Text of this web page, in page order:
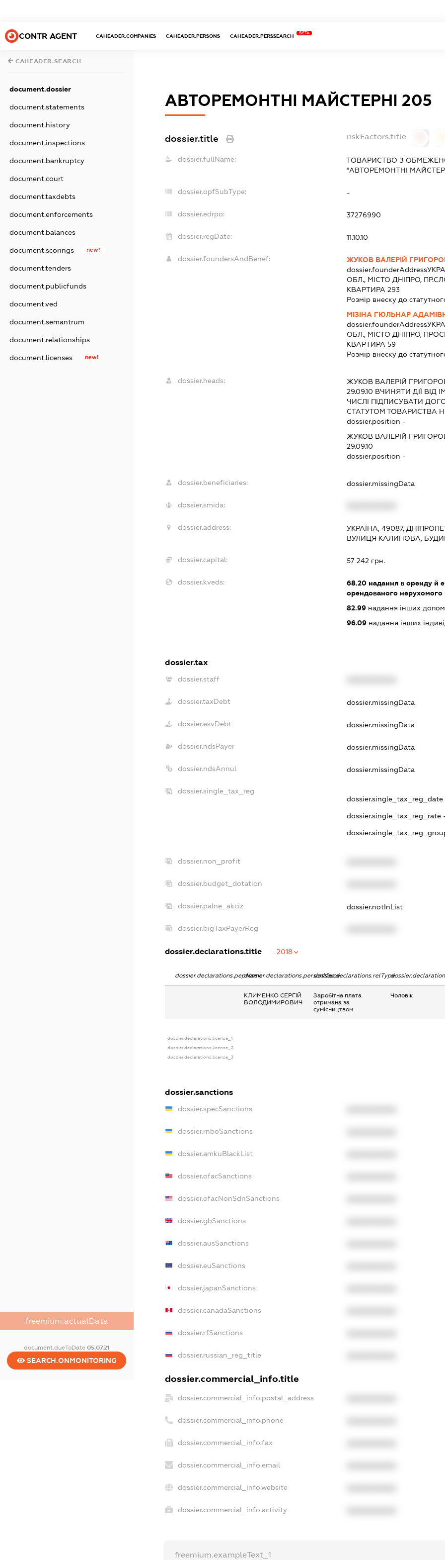
CONTR AGENT CAHEADER.COMPANIES CAHEADER.PERSONS CAHEADER.PERSSEARCH
BETA
CAHEADER.SEARCH
document.dossier
document.statements
document.history
document.inspections
document.bankruptcy
document.court
document.taxdebts
document.enforcements
document.balances
document.scorings new!
document.tenders
document.publicfunds
document.ved
document.semantrum
document.relationships
document.licenses new!
freemium.actualData
document.dueToDate 05.07.21
SEARCH.ONMONITORING
АВТОРЕМОНТНІ МАЙСТЕРНІ 205
dossier.title riskFactors.title
dossier.fullName:
ТОВАРИСТВО З
"АВТОРЕМОНТНІ
dossier.opfSubType: -
dossier.edrpo: 37276990
dossier.regDate: 11.10.10
dossier.foundersAndBenef:
ЖУКОВ ВАЛЕРІЙ
dossier.founderAddress
ОБЛ., МІСТО ДНІПРО,
КВАРТИРА 293
Розмір внеску до
МІЗІНА ГЮЛЬНАР
dossier.founderAddress
ОБЛ., МІСТО ДНІПРО,
КВАРТИРА 59
Розмір внеску до
dossier.heads: ЖУКОВ ВАЛЕРІЙ
29.09.10 ВЧИНЯТИ ДІЇ ВІД
ЧИСЛІ ПІДПИСУВАТИ
СТАТУТОМ ТОВАРИСТВА
dossier.position -
ЖУКОВ ВАЛЕРІЙ
29.09.10
dossier.position -
dossier.beneficiaries: dossier.missingData
dossier.smida:
dossier.address:
УКРАЇНА, 49087,
ВУЛИЦЯ КАЛИНОВА,
dossier.capital: 57 242 грн.
dossier.kveds: 68.20 надання в оренду й
орендованого нерухомого
82.99 надання інших
96.09 надання інших
dossier.tax
dossier.staff
dossier.taxDebt dossier.missingData
dossier.esvDebt dossier.missingData
dossier.ndsPayer dossier.missingData
dossier.ndsAnnul dossier.missingData
dossier.single_tax_reg
dossier.single_tax_reg_date -
dossier.single_tax_reg_rate
dossier.non_profit
dossier.budget_dotation
dossier.palne_akciz dossier.notInList
dossier.bigTaxPayerReg
dossier.declarations.title 2018
dossier.declarations.pepNamedossier.declarations.personNamedossier.declarations.relType
КЛИМЕНКО СЕРГІЙ
ВОЛОДИМИРОВИЧ
Заробітна плата
отримана за
сумісництвом
Чоловік
dossier.declarations.license_1
dossier.declarations.license_2
dossier.declarations.license_3
dossier.sanctions
dossier.specSanctions
dossier.rnboSanctions
dossier.amkuBlackList
dossier.ofacSanctions
dossier.ofacNonSdnSanctions
dossier.gbSanctions
dossier.ausSanctions
dossier.euSanctions
dossier.japanSanctions
dossier.canadaSanctions
dossier.rfSanctions
dossier.russian_reg_title
dossier.commercial_info.title
dossier.commercial_info.postal_address
dossier.commercial_info.phone
dossier.commercial_info.fax
dossier.commercial_info.email
dossier.commercial_info.website
dossier.commercial_info.activity
freemium.exampleText_1